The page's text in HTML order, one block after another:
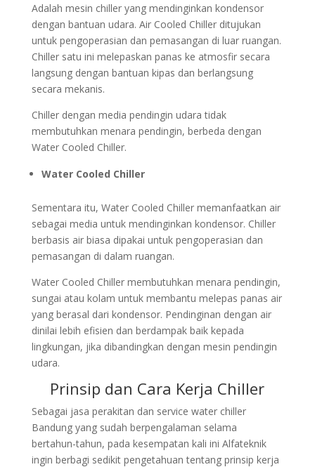
Adalah mesin chiller yang mendinginkan kondensor
dengan bantuan udara. Air Cooled Chiller ditujukan
untuk pengoperasian dan pemasangan di luar ruangan.
Chiller satu ini melepaskan panas ke atmosfir secara
langsung dengan bantuan kipas dan berlangsung
secara mekanis.
Chiller dengan media pendingin udara tidak
membutuhkan menara pendingin, berbeda dengan
Water Cooled Chiller.
Water Cooled Chiller
Sementara itu, Water Cooled Chiller memanfaatkan air
sebagai media untuk mendinginkan kondensor. Chiller
berbasis air biasa dipakai untuk pengoperasian dan
pemasangan di dalam ruangan.
Water Cooled Chiller membutuhkan menara pendingin,
sungai atau kolam untuk membantu melepas panas air
yang berasal dari kondensor. Pendinginan dengan air
dinilai lebih efisien dan berdampak baik kepada
lingkungan, jika dibandingkan dengan mesin pendingin
udara.
Prinsip dan Cara Kerja Chiller
Sebagai jasa perakitan dan service water chiller
Bandung yang sudah berpengalaman selama
bertahun-tahun, pada kesempatan kali ini Alfateknik
ingin berbagi sedikit pengetahuan tentang prinsip kerja